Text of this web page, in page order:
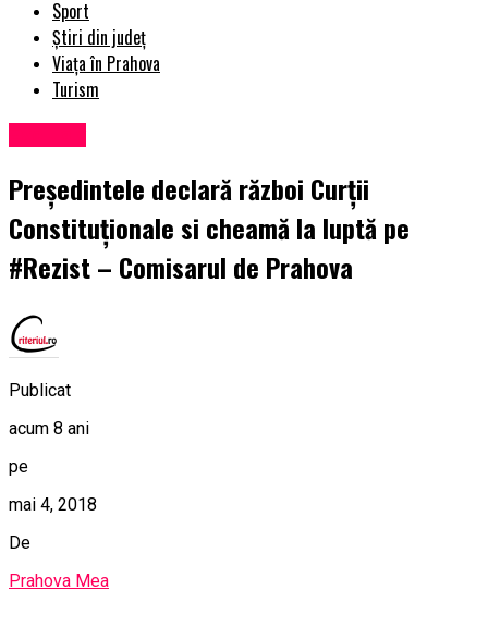
Sport
Știri din județ
Viața în Prahova
Turism
Președintele declară război Curții
Constituționale si cheamă la luptă pe
#Rezist – Comisarul de Prahova
Publicat
acum 8 ani
pe
mai 4, 2018
De
Prahova Mea